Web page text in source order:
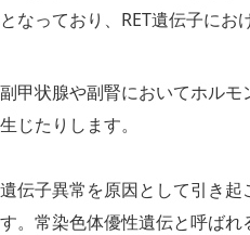
となっており、RET遺伝子に
副甲状腺や副腎においてホル
生じたりします。
遺伝子異常を原因として引き
す。常染色体優性遺伝と呼ば